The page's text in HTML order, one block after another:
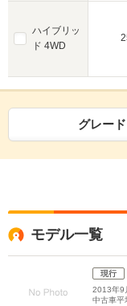
ハイブリッ
ド 4WD
グレー
モデル一覧
現行
2013年9
中古車平